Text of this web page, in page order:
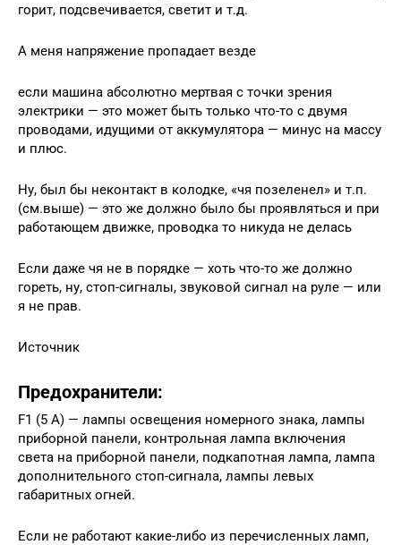
горит, подсвечивается, светит и т.д.
А меня напряжение пропадает везде
если машина абсолютно мертвая с точки зрения
электрики — это может быть только что-то с двумя
проводами, идущими от аккумулятора — минус на массу
и плюс.
Ну, был бы неконтакт в колодке, «чя позеленел» и т.п.
(см.выше) — это же должно было бы проявляться и при
работающем движке, проводка то никуда не делась
Если даже чя не в порядке — хоть что-то же должно
гореть, ну, стоп-сигналы, звуковой сигнал на руле — или
я не прав.
Источник
Предохранители:
F1 (5 А) — лампы освещения номерного знака, лампы
приборной панели, контрольная лампа включения
света на приборной панели, подкапотная лампа, лампа
дополнительного стоп-сигнала, лампы левых
габаритных огней.
Если не работают какие-либо из перечисленных ламп,